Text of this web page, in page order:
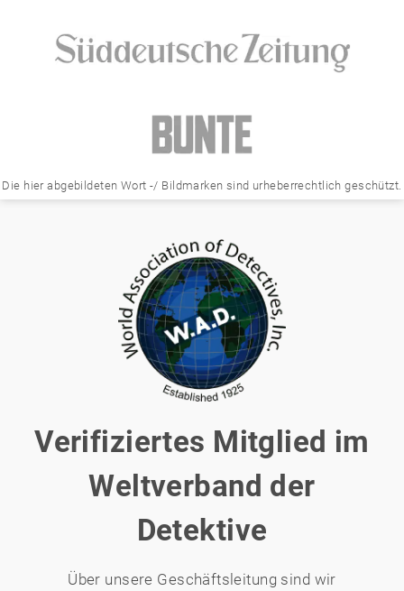
Die hier abgebildeten Wort -/ Bildmarken sind urheberrechtlich geschützt.
Verifiziertes Mitglied im
Weltverband der
Detektive
Über unsere Geschäftsleitung sind wir